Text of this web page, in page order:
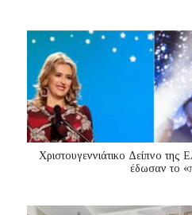
Χριστουγεννιάτικο Δείπνο
έδωσαν το